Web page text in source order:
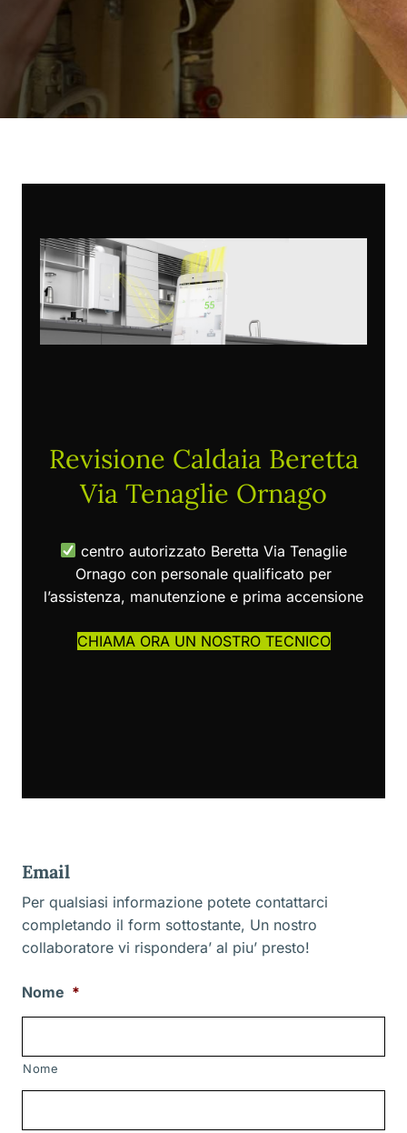
Revisione Caldaia Beretta
Via Tenaglie Ornago
centro autorizzato Beretta Via Tenaglie
Ornago con personale qualificato per
l’assistenza, manutenzione e prima accensione
CHIAMA ORA UN NOSTRO TECNICO
Email
Per qualsiasi informazione potete contattarci
completando il form sottostante, Un nostro
collaboratore vi rispondera’ al piu’ presto!
Nome *
Nome